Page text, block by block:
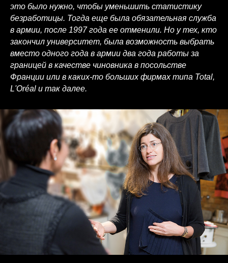
это было нужно, чтобы уменьшить статистику
безработицы. Тогда еще была обязательная служба
в армии, после 1997 года ее отменили. Но у тех, кто
закончил университет, была возможность выбрать
вместо одного года в армии два года работы за
границей в качестве чиновника в посольстве
Франции или в каких-то больших фирмах типа Total,
L'Oréal и так далее.